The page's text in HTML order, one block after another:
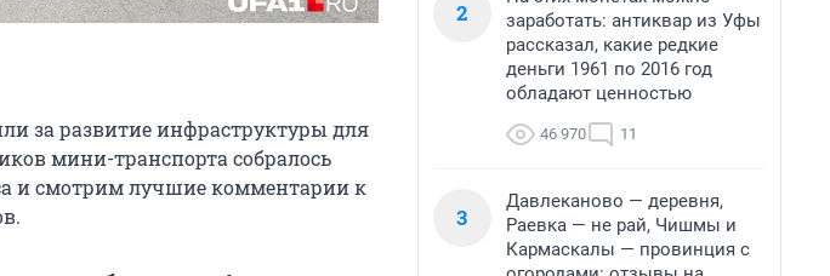
за развитие инфраструктуры для
мини-транспорта собралось
и смотрим лучшие комментарии к
2
заработать: антиквар из Уфы
рассказал, какие редкие
деньги 1961 по 2016 год
обладают ценностью
46 970 11
3
Давлеканово — деревня,
Раевка — не рай, Чишмы и
Кармаскалы — провинция с